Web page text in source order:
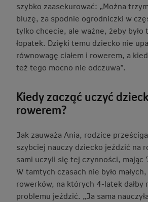
szybko zaasekurować: „Można
bluzę, za spodnie ogrodniczki w
tylko chcecie, ale ważne, żeby było
łopatek. Dzięki temu dziecko nie
równowagę ciałem i rowerem, a
też tego mocno nie odczuwa”.
Kiedy zacząć uczyć
rowerem?
Jak zauważa Ania, rodzice
szybciej nauczy dziecko jeździć na
sami uczyli się tej czynności, mając
W tamtych czasach nie było
rowerków, na których 4-latek dałby
problemu jeździć. „Ja sama